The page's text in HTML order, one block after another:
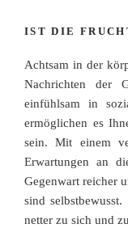
IST DIE
Achtsam in der
Nachrichten der
einfühlsam in
ermöglichen es
sein. Mit einem
Erwartungen an
Gegenwart reicher
sind
netter zu sich und